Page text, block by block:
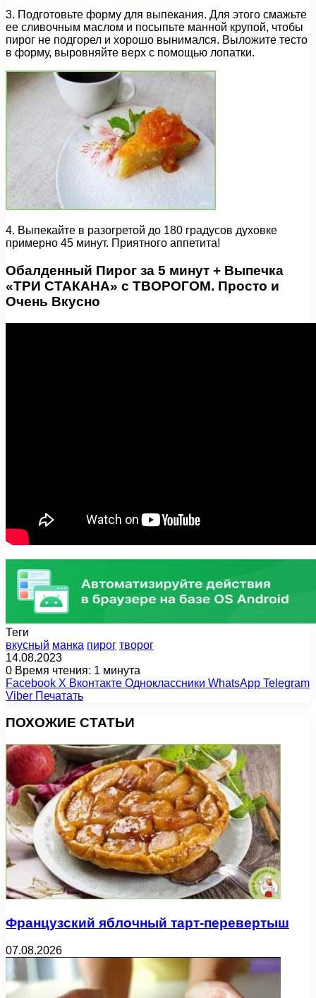
3. Подготовьте форму для выпекания. Для этого смажьте
ее сливочным маслом и посыпьте манной крупой, чтобы
пирог не подгорел и хорошо вынимался. Выложите тесто
в форму, выровняйте верх с помощью лопатки.
4. Выпекайте в разогретой до 180 градусов духовке
примерно 45 минут. Приятного аппетита!
Обалденный Пирог за 5 минут + Выпечка
«ТРИ СТАКАНА» с ТВОРОГОМ. Просто и
Очень Вкусно
Теги
вкусный манка пирог творог
14.08.2023
0 Время чтения: 1 минута
Facebook X Вконтакте Одноклассники WhatsApp Telegram
Viber Печатать
ПОХОЖИЕ СТАТЬИ
Французский яблочный тарт-перевертыш
07.08.2026